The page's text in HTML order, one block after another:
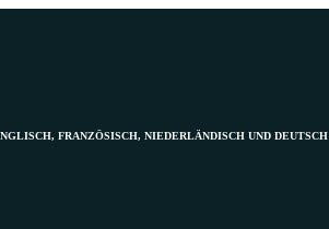
FRANZÖSISCH, NIEDERLÄNDISCH UND DEUTSCH